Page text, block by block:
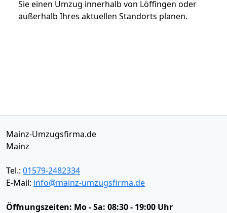
Sie einen Umzug innerhalb von Löffingen oder
außerhalb Ihres aktuellen Standorts planen.
Mainz-Umzugsfirma.de
Mainz
Tel.: 01579-2482334
E-Mail: info@mainz-umzugsfirma.de
Öffnungszeiten: Mo - Sa: 08:30 - 19:00 Uhr